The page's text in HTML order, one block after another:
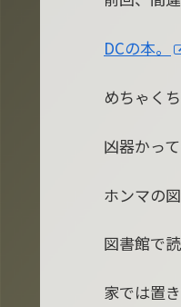
DCの本。
めちゃく
凶器かっ
ホンマの図
図書館で
家では置